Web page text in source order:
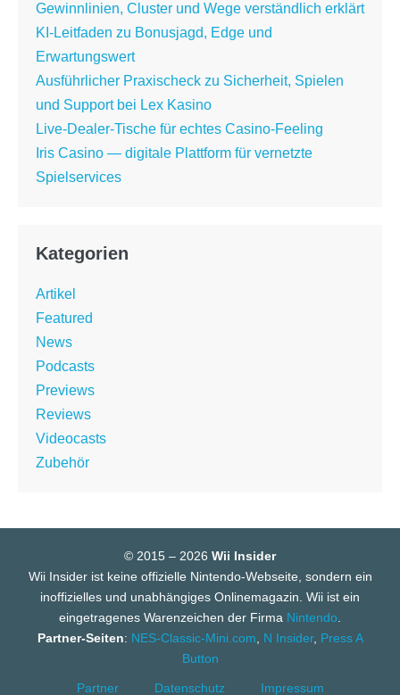
Gewinnlinien, Cluster und Wege verständlich erklärt
KI-Leitfaden zu Bonusjagd, Edge und
Erwartungswert
Ausführlicher Praxischeck zu Sicherheit, Spielen
und Support bei Lex Kasino
Live-Dealer-Tische für echtes Casino-Feeling
Iris Casino — digitale Plattform für vernetzte
Spielservices
Kategorien
Artikel
Featured
News
Podcasts
Previews
Reviews
Videocasts
Zubehör
© 2015 – 2026 Wii Insider
Wii Insider ist keine offizielle Nintendo-Webseite, sondern ein
inoffizielles und unabhängiges Onlinemagazin. Wii ist ein
eingetragenes Warenzeichen der Firma Nintendo.
Partner-Seiten: NES-Classic-Mini.com, N Insider, Press A
Button
Partner Datenschutz Impressum